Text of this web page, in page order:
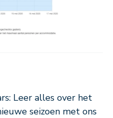
Leer alles over het
seizoen met ons